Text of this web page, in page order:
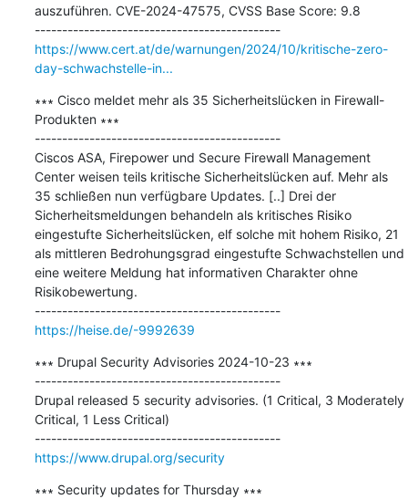
auszuführen. CVE-2024-47575, CVSS Base Score: 9.8
---------------------------------------------
https://www.cert.at/de/warnungen/2024/10/kritische-zero-
day-schwachstelle-in...
∗∗∗ Cisco meldet mehr als 35 Sicherheitslücken in Firewall-
Produkten ∗∗∗
---------------------------------------------
Ciscos ASA, Firepower und Secure Firewall Management
Center weisen teils kritische Sicherheitslücken auf. Mehr als
35 schließen nun verfügbare Updates. [..] Drei der
Sicherheitsmeldungen behandeln als kritisches Risiko
eingestufte Sicherheitslücken, elf solche mit hohem Risiko, 21
als mittleren Bedrohungsgrad eingestufte Schwachstellen und
eine weitere Meldung hat informativen Charakter ohne
Risikobewertung.
---------------------------------------------
https://heise.de/-9992639
∗∗∗ Drupal Security Advisories 2024-10-23 ∗∗∗
---------------------------------------------
Drupal released 5 security advisories. (1 Critical, 3 Moderately
Critical, 1 Less Critical)
---------------------------------------------
https://www.drupal.org/security
∗∗∗ Security updates for Thursday ∗∗∗